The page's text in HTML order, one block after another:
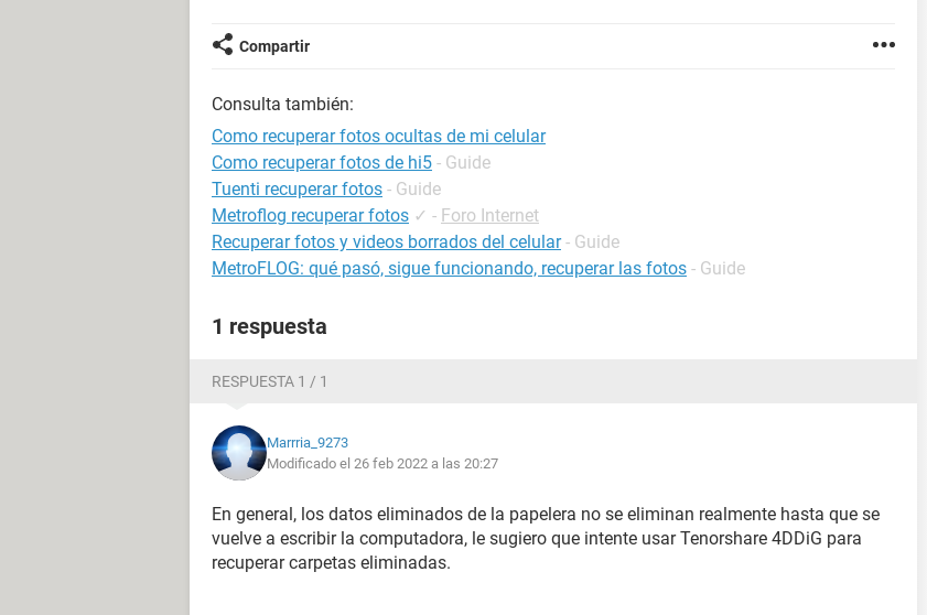
Compartir
Consulta también:
Como recuperar fotos ocultas de mi celular
Como recuperar fotos de hi5 - Guide
Tuenti recuperar fotos - Guide
Metroflog recuperar fotos ✓ - Foro Internet
Recuperar fotos y videos borrados del celular - Guide
MetroFLOG: qué pasó, sigue funcionando, recuperar las fotos - Guide
1 respuesta
RESPUESTA 1 / 1
Marrria_9273
Modificado el 26 feb 2022 a las 20:27
En general, los datos eliminados de la papelera no se eliminan realmente hasta que se
vuelve a escribir la computadora, le sugiero que intente usar Tenorshare 4DDiG para
recuperar carpetas eliminadas.